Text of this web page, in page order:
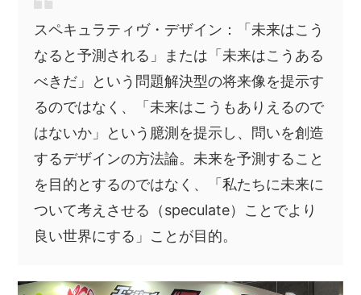
スペキュラティヴ・デザイン：「未来はこう
なると予測される」または「未来はこうある
べきだ」という問題解決型の将来像を提示す
るのではなく、「未来はこうもありえるので
はないか」という臆測を提示し、問いを創造
するデザインの方法論。未来を予測すること
を目的とするのではなく、「私たちに未来に
ついて考えさせる（speculate）ことでより
良い世界にする」ことが目的。